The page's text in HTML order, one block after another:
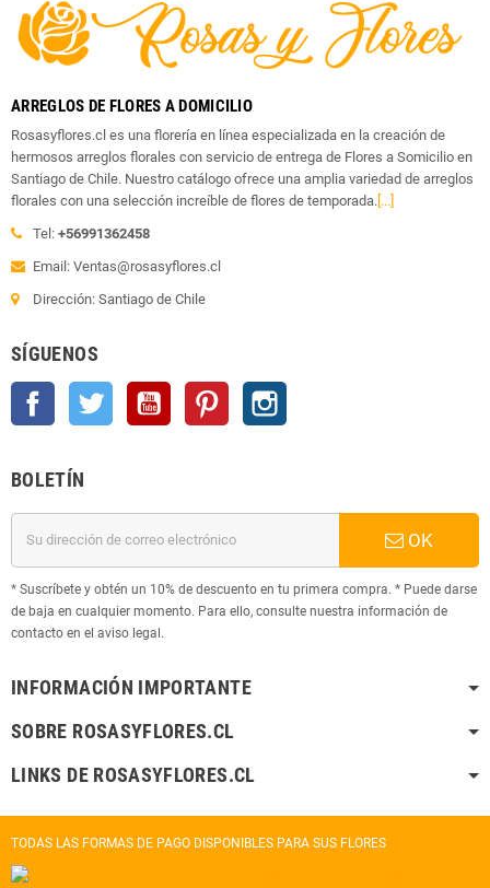
ARREGLOS DE FLORES A DOMICILIO
Rosasyflores.cl es una florería en línea especializada en la creación de
hermosos arreglos florales con servicio de entrega de Flores a Somicilio en
Santiago de Chile. Nuestro catálogo ofrece una amplia variedad de arreglos
florales con una selección increíble de flores de temporada. [...]
Tel: +56991362458
Email: Ventas@rosasyflores.cl
Dirección: Santiago de Chile
SÍGUENOS
Facebook Twitter YouTube Pinterest
BOLETÍN
OK
* Suscríbete y obtén un 10% de descuento en tu primera compra. * Puede darse
de baja en cualquier momento. Para ello, consulte nuestra información de
contacto en el aviso legal.
INFORMACIÓN IMPORTANTE
SOBRE ROSASYFLORES.CL
LINKS DE ROSASYFLORES.CL
TODAS LAS FORMAS DE PAGO DISPONIBLES PARA SUS FLORES